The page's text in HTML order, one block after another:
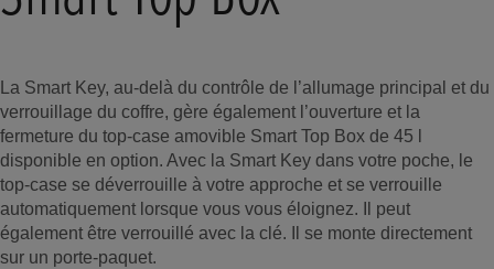
La Smart Key, au-delà du contrôle de l’allumage principal et du
verrouillage du coffre, gère également l’ouverture et la
fermeture du top-case amovible Smart Top Box de 45 l
disponible en option. Avec la Smart Key dans votre poche, le
top-case se déverrouille à votre approche et se verrouille
automatiquement lorsque vous vous éloignez. Il peut
également être verrouillé avec la clé. Il se monte directement
sur un porte-paquet.